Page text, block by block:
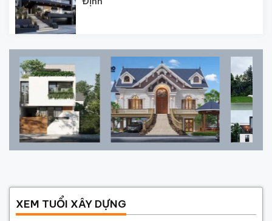
XEM TUỔI XÂY DỰNG